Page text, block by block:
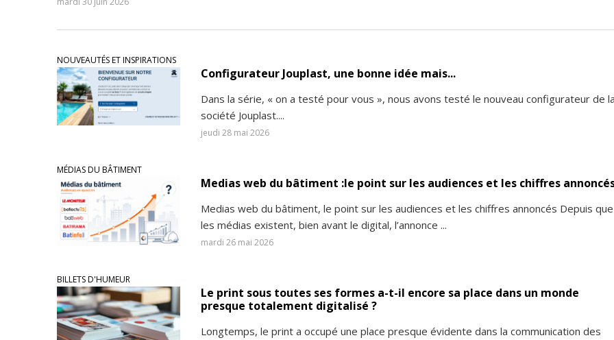
NOUVEAUTÉS ET INSPIRATIONS
Configurateur Jouplast, une bonne idée mais...
Dans la série, « on a testé pour vous », nous avons testé le nouveau configurateur de
société Jouplast....
jeudi 28 mai 2026
MÉDIAS DU BÂTIMENT
Medias web du bâtiment :le point sur les audiences et les chiffres
Medias web du bâtiment, le point sur les audiences et les chiffres annoncés Depuis que
les médias existent, bien avant le digital, l’annonce ...
mardi 26 mai 2026
BILLETS D'HUMEUR
Le print sous toutes ses formes a-t-il encore sa place dans un monde
presque totalement digitalisé ?
Longtemps, le print a occupé une place presque évidente dans la communication des